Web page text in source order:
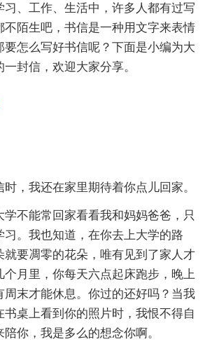
习、工作、生活中，许多人都有过写
不陌生吧，书信是一种用文字来表情
要怎么写好书信呢？下面是小编为大
封信，欢迎大家分享。
，我还在家里期待着你点儿回家。
学不能常回家看看我和妈妈爸爸，只
习。我也知道，在你去上大学的路
就要凋零的花朵，唯有见到了家人才
月里，你每天六点起床跑步，晚上
周末才能休息。你过的还好吗？当我
书桌上看到你的照片时，我恨不得自
你，我是多么的想念你啊。